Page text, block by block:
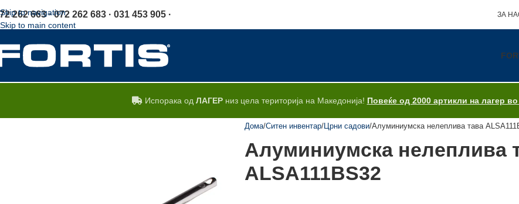
Skip to navigation
Skip to main content
262 663 · 072 262 683 · 031 453 905 · ЗА
Испорака од ЛАГЕРниз цела територија на Македонија! Повеќе од 2000 артикли на лагер
Дома Ситен инвентар Црни садови Алуминиумска нелеплива тава
Алуминиумска нелеплива
ALSA111BS32